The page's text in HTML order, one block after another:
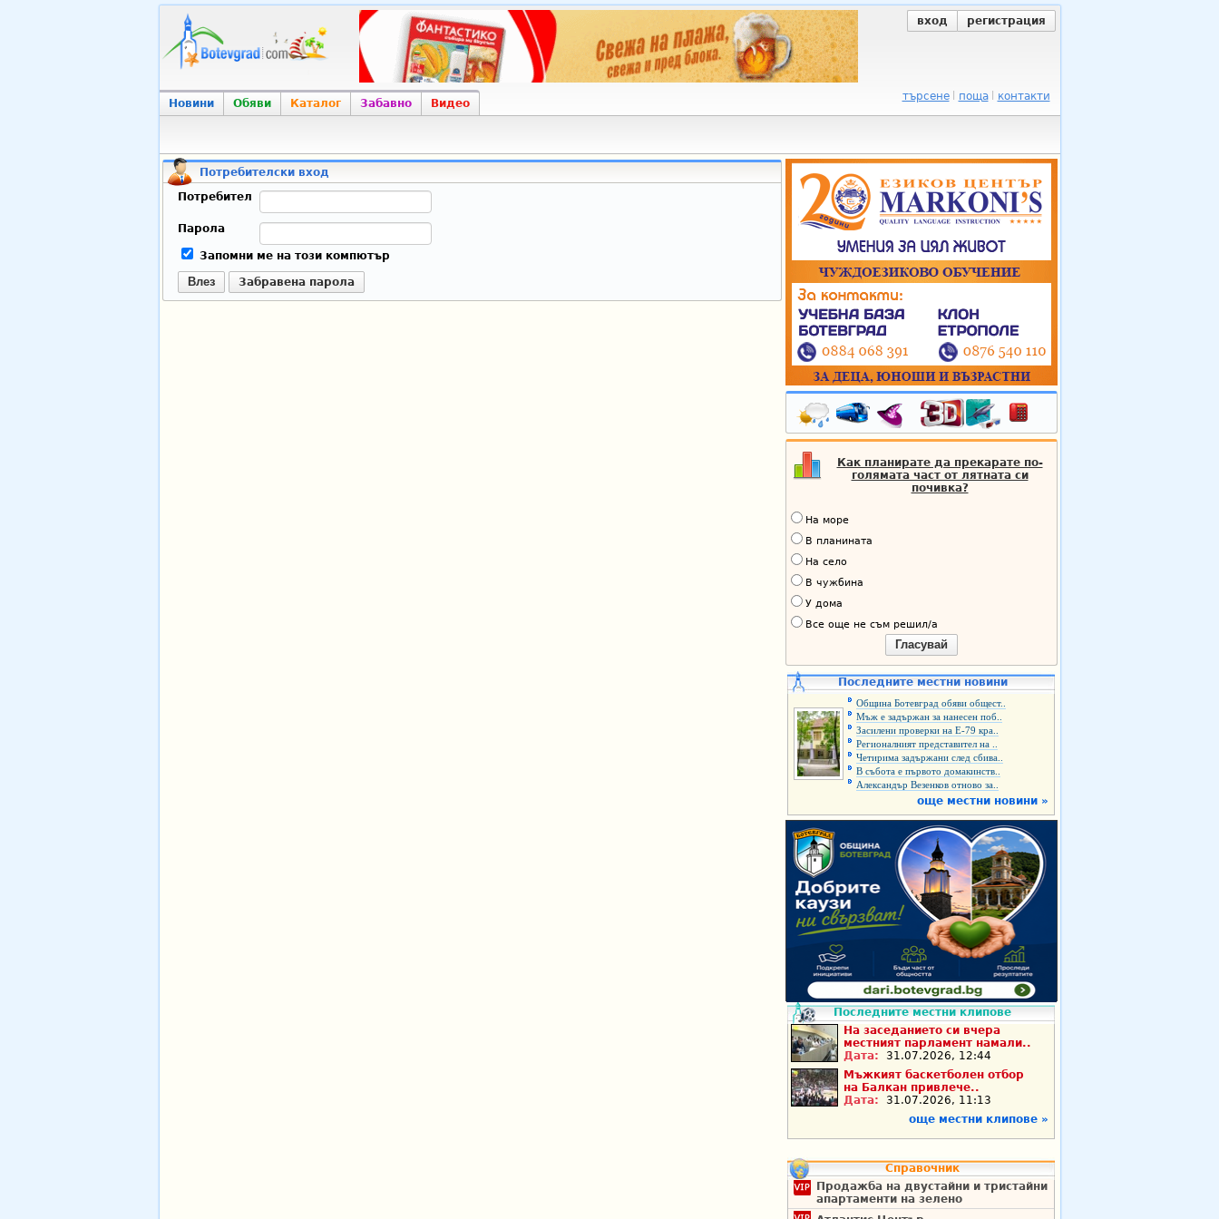
вход регистрация
Новини Обяви Каталог Забавно Видео
търсене поща контакти
Потребителски вход
Потребител
Парола
Запомни ме на този компютър
Влез Забравена парола
Как планирате да прекарате по-
голямата част от лятната си
почивка?
На море
В планината
На село
В чужбина
У дома
Все още не съм решил/а
Гласувай
Последните местни новини
Община Ботевград обяви общест..
Мъж е задържан за нанесен поб..
Засилени проверки на Е-79 кра..
Регионалният представител на ..
Четирима задържани след сбива..
В събота е първото домакинств..
Александър Везенков отново за..
още местни новини »
Последните местни клипове
На заседанието си вчера
местният парламент намали..
Дата:
31.07.2026, 12:44
Мъжкият баскетболен отбор
на Балкан привлече..
Дата:
31.07.2026, 11:13
още местни клипове »
Справочник
Продажба на двустайни и тристайни
апартаменти на зелено